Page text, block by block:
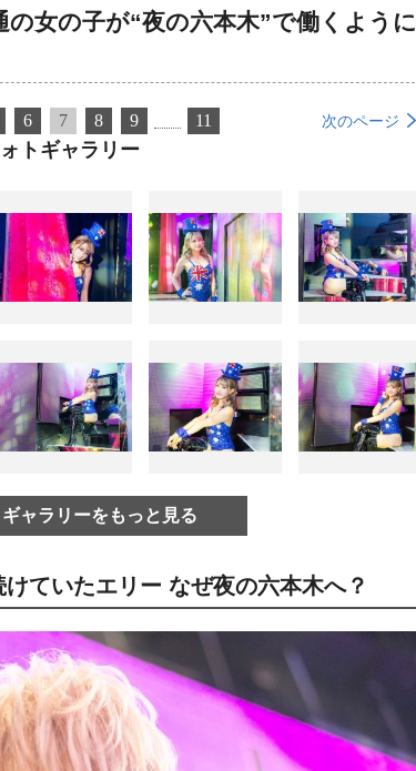
の女の子が“夜の六本木”で働くように
6 7 8 9 11 次のページ
トギャラリー
ャラリーをもっと見る
ていたエリー なぜ夜の六本木へ？